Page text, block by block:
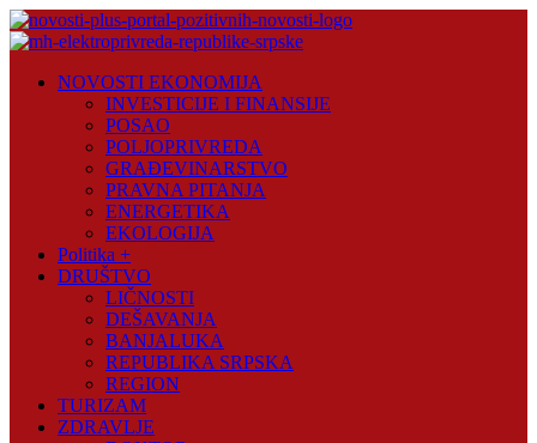
Skip
to
Plus
NOVOSTI EKONOMIJA
INVESTICIJE I FINANSIJE
POSAO
POLJOPRIVREDA
GRAĐEVINARSTVO
PRAVNA PITANJA
ENERGETIKA
EKOLOGIJA
Politika +
DRUŠTVO
LIČNOSTI
DEŠAVANJA
BANJALUKA
REPUBLIKA SRPSKA
REGION
TURIZAM
ZDRAVLJE